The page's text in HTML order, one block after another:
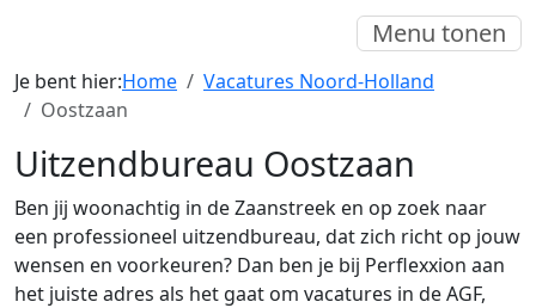
Menu tonen
Je bent hier:Home
Vacatures Noord-Holland
Oostzaan
Uitzendbureau Oostzaan
Ben jij woonachtig in de Zaanstreek en op zoek naar
een professioneel uitzendbureau, dat zich richt op jouw
wensen en voorkeuren? Dan ben je bij Perflexxion aan
het juiste adres als het gaat om vacatures in de AGF,